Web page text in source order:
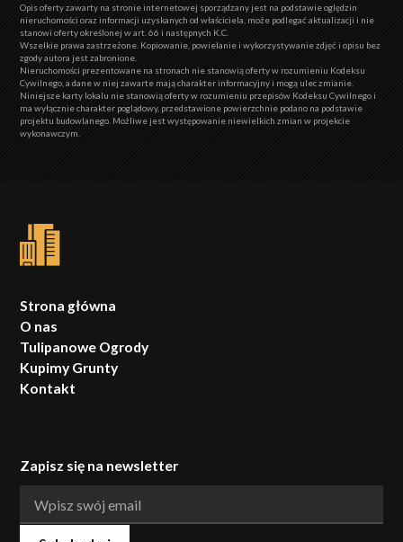
Opis oferty zawarty na stronie internetowej sporządzany jest na podstawie oględzin
nieruchomości oraz informacji uzyskanych od właściciela, może podlegać aktualizacji i nie
stanowi oferty określonej w art. 66 i następnych K.C.
Wszelkie prawa zastrzeżone. Kopiowanie, powielanie i wykorzystywanie zdjęć i opisu bez
zgody autora jest zabronione.
Nieruchomości prezentowane na stronach nie stanowią oferty w rozumieniu Kodeksu
Cywilnego, a dane w niej zawarte mają charakter informacyjny i mogą ulec zmianie.
Niniejsze karty lokalu nie stanowią oferty w rozumieniu przepisów Kodeksu Cywilnego i
ma wyłącznie charakter poglądowy, przedstawione powierzchnie podano na podstawie
projektu budowlanego. Możliwe jest występowanie niewielkich zmian w projekcie
wykonawczym.
Strona główna
O nas
Tulipanowe Ogrody
Kupimy Grunty
Kontakt
Zapisz się na newsletter